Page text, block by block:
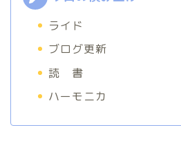
ライド
ブログ更新
読 書
ハーモニカ